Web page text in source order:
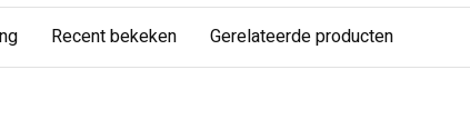
Recent bekeken Gerelateerde producten